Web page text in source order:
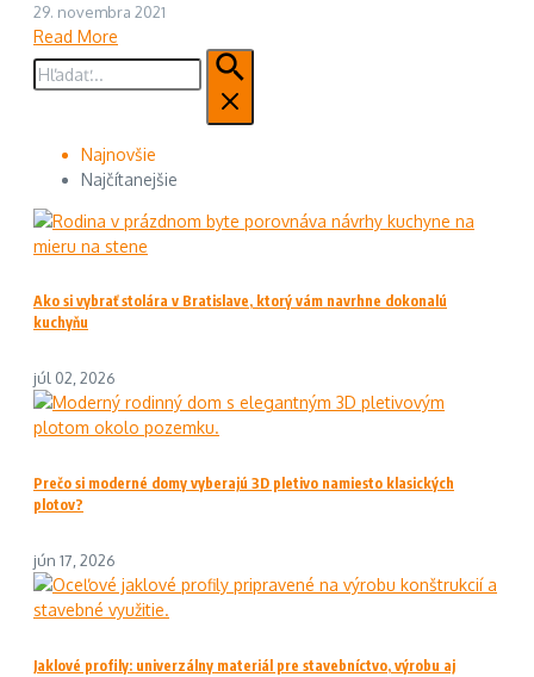
29. novembra 2021
Read More
Hľadať:
Najnovšie
Najčítanejšie
Ako si vybrať stolára v Bratislave, ktorý vám navrhne dokonalú
kuchyňu
júl 02, 2026
Prečo si moderné domy vyberajú 3D pletivo namiesto klasických
plotov?
jún 17, 2026
Jaklové profily: univerzálny materiál pre stavebníctvo, výrobu aj